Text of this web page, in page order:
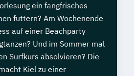
ein fangfrisches
futtern? Am Wochenende
auf einer Beachparty
Und im Sommer mal
Surfkurs absolvieren? Die
Kiel zu einer